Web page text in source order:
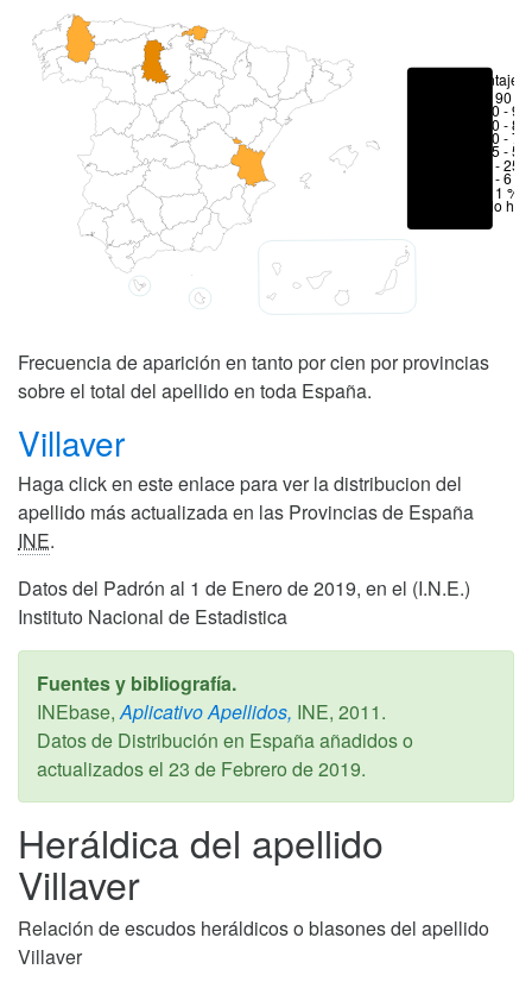
Porcentajes
> 90 %
80 -
70 -
50 -
25 -
6 - 25
1 - 6 %
< 1 %
No hay
Frecuencia de aparición en tanto por cien por provincias
sobre el total del apellido en toda España.
Villaver
Haga click en este enlace para ver la distribucion del
apellido más actualizada en las Provincias de España
INE.
Datos del Padrón al 1 de Enero de 2019, en el (I.N.E.)
Instituto Nacional de Estadistica
Fuentes y bibliografía.
INEbase, Aplicativo Apellidos, INE, 2011.
Datos de Distribución en España añadidos o
actualizados el 23 de Febrero de 2019.
Heráldica del apellido
Villaver
Relación de escudos heráldicos o blasones del apellido
Villaver